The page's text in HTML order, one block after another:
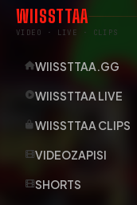
WIISSTTAA
VIDEO · LIVE · CLIPS
WIISSTTAA.GG
WIISSTTAA LIVE
WIISSTTAA CLIPS
VIDEOZAPISI
SHORTS